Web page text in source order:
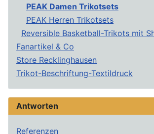
PEAK Damen Trikotsets
PEAK Herren Trikotsets
Reversible Basketball-Trikots mit
Fanartikel & Co
Store Recklinghausen
Trikot-Beschriftung-Textildruck
Antworten
Referenzen